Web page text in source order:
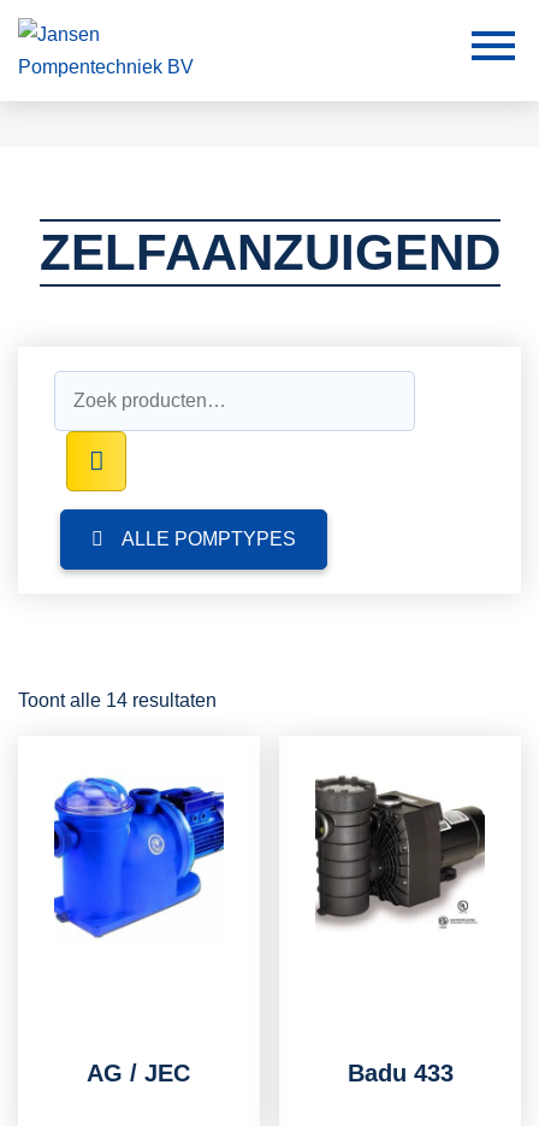
ZELFAANZUIGEND
ALLE POMPTYPES
Toont alle 14 resultaten
AG / JEC Badu 433